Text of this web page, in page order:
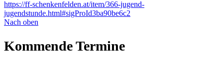
https://ff-schenkenfelden.at/item/366-jugend-
jugendstunde.html#sigProId3ba90be6c2
Nach oben
Kommende Termine